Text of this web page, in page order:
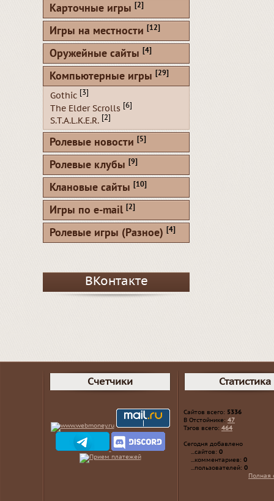
Карточные игры [2]
Игры на местности [12]
Оружейные сайты [4]
Компьютерные игры [29]
Gothic [3]
The Elder Scrolls [6]
S.T.A.L.K.E.R. [2]
Ролевые новости [5]
Ролевые клубы [9]
Клановые сайты [10]
Игры по e-mail [2]
Ролевые игры (Разное) [4]
ВКонтакте
Счетчики Статистика
Сайтов всего: 5336
В Отстойнике: 47
Тэгов всего: 464
Сегодня добавлено
...сайтов: 0
...комментариев: 0
...пользователей: 0
Полная